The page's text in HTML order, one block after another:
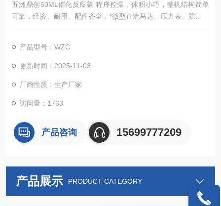
五洲鼎创50ML催化反应釜 程序控温，体积小巧，整机结构简单
可靠，经济、耐用、配件齐全，*微型直流马达、压力表、防爆装
置、进气阀门、取样阀门、温度探头，可方便的实现微量反应试
反应釜的拆卸工作，提高工作效率。
产品型号：WZC
更新时间：2025-11-03
厂商性质：生产厂家
访问量：1763
产品咨询 15699777209
产品展示 PRODUCT CATEGORY